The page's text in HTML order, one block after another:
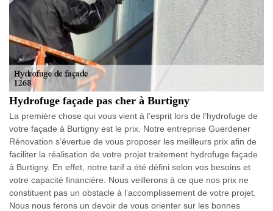
Hydrofuge façade pas cher à Burtigny
La première chose qui vous vient à l’esprit lors de l’hydrofuge de
votre façade à Burtigny est le prix. Notre entreprise Guerdener
Rénovation s’évertue de vous proposer les meilleurs prix afin de
faciliter la réalisation de votre projet traitement hydrofuge façade
à Burtigny. En effet, notre tarif a été défini selon vos besoins et
votre capacité financière. Nous veillerons à ce que nos prix ne
constituent pas un obstacle à l’accomplissement de votre projet.
Nous nous ferons un devoir de vous orienter sur les bonnes